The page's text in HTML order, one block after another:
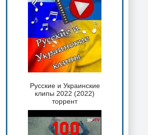
Русские и Украинские
клипы 2022 (2022)
торрент